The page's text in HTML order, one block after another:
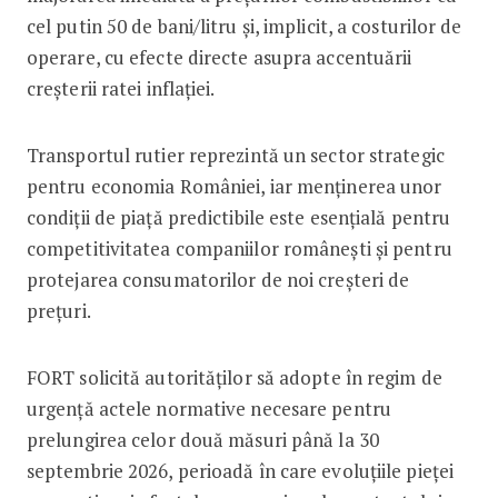
cel putin 50 de bani/litru și, implicit, a costurilor de
operare, cu efecte directe asupra accentuării
creșterii ratei inflației.
Transportul rutier reprezintă un sector strategic
pentru economia României, iar menținerea unor
condiții de piață predictibile este esențială pentru
competitivitatea companiilor românești și pentru
protejarea consumatorilor de noi creșteri de
prețuri.
FORT solicită autorităților să adopte în regim de
urgență actele normative necesare pentru
prelungirea celor două măsuri până la 30
septembrie 2026, perioadă în care evoluțiile pieței